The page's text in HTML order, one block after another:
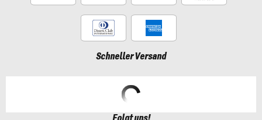
Schneller Versand